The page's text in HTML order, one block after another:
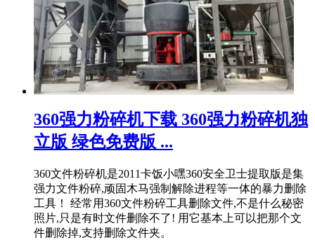
360强力粉碎机下载 360强力粉碎机独
立版 绿色免费版 ...
360文件粉碎机是2011卡饭小嘿360安全卫士提取版是集
强力文件粉碎,顽固木马强制解除进程等一体的暴力删除
工具！ 经常用360文件粉碎工具删除文件,不是什么秘密
照片,只是有时文件删除不了! 用它基本上可以把那个文
件删除掉,支持删除文件夹。